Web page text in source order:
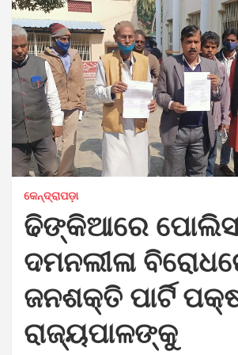
କେନ୍ଦ୍ରାପଡ଼ା
ଢିଙ୍କିଆରେ
ଦମନଲୀଳା
ଜନଶକ୍ତି ପାର୍ଟି
ରାଜ୍ୟପାଳଙ୍କୁ